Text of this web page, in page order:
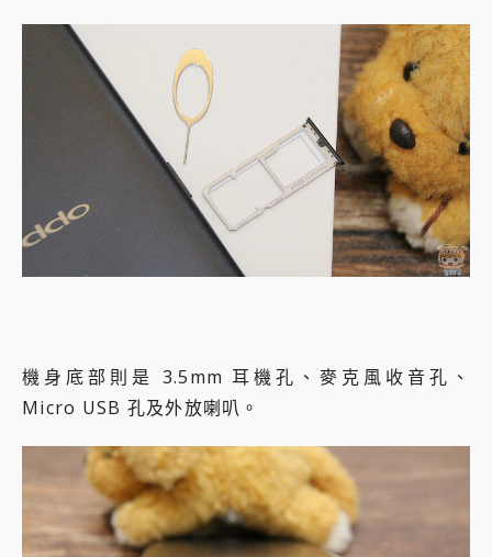
機身底部則是 3.5mm 耳機孔、麥克風收音孔、
Micro USB 孔及外放喇叭。